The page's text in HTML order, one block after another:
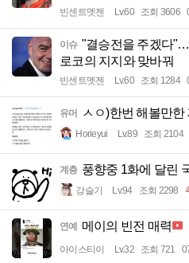
빈센트멧젠 Lv.60 조회 3606
이슈 "결승전을 주겠다"…
로코의 지지와 맞바꿔
빈센트멧젠 Lv.60 조회 1284
유머 ㅅㅇ)한번 해볼만
Horieyui Lv.89 조회 2104
계층 풍향중 1화에 달린
강슬기 Lv.94 조회 2298
연예 메이의 빈전 매력
아이스티이 Lv.32 조회 721